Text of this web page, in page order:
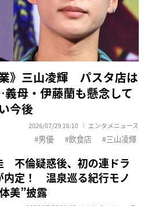
》三山凌輝 パスタ店は
母・伊藤蘭も懸念して
今後
2026/07/29 16:10 エンタメニュース
男優 飲食店 三山凌輝
不倫疑惑後、初の連ドラ
内定！ 温泉巡る紀行モノ
美”披露